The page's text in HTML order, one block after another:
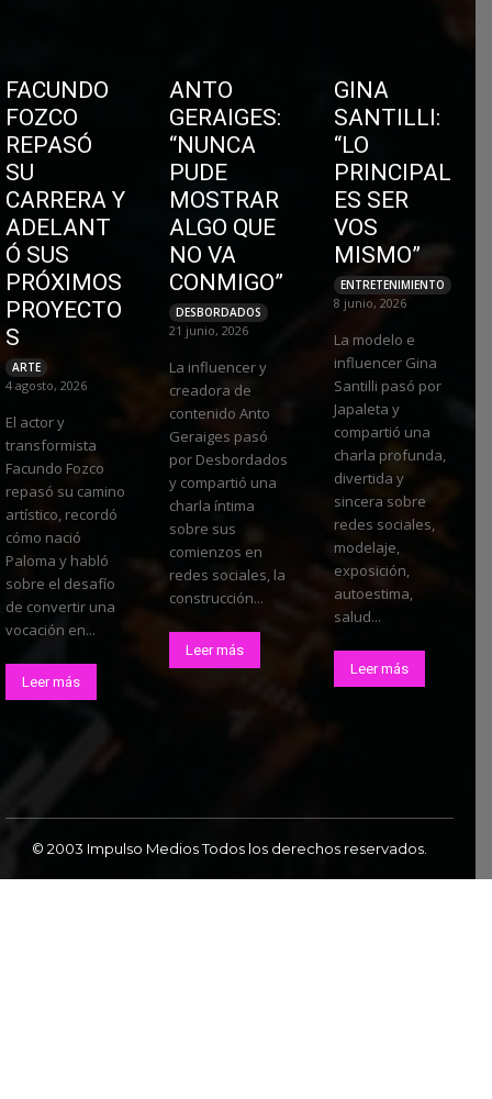
FACUNDO
FOZCO
REPASÓ
SU
CARRERA Y
ADELANT
Ó SUS
PRÓXIMOS
PROYECTO
S
ARTE
4 agosto, 2026
El actor y
transformista
Facundo Fozco
repasó su camino
artístico, recordó
cómo nació
Paloma y habló
sobre el desafío
de convertir una
vocación en...
Leer más
ANTO
GERAIGES:
“NUNCA
PUDE
MOSTRAR
ALGO QUE
NO VA
CONMIGO”
DESBORDADOS
21 junio, 2026
La influencer y
creadora de
contenido Anto
Geraiges pasó
por Desbordados
y compartió una
charla íntima
sobre sus
comienzos en
redes sociales, la
construcción...
Leer más
GINA
SANTILLI:
“LO
PRINCIPAL
ES SER
VOS
MISMO”
ENTRETENIMIENTO
8 junio, 2026
La modelo e
influencer Gina
Santilli pasó por
Japaleta y
compartió una
charla profunda,
divertida y
sincera sobre
redes sociales,
modelaje,
exposición,
autoestima,
salud...
Leer más
© 2003 Impulso Medios Todos los derechos reservados.